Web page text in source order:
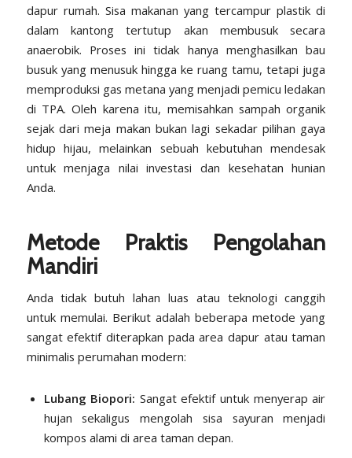
dapur rumah. Sisa makanan yang tercampur plastik di
dalam kantong tertutup akan membusuk secara
anaerobik. Proses ini tidak hanya menghasilkan bau
busuk yang menusuk hingga ke ruang tamu, tetapi juga
memproduksi gas metana yang menjadi pemicu ledakan
di TPA. Oleh karena itu, memisahkan sampah organik
sejak dari meja makan bukan lagi sekadar pilihan gaya
hidup hijau, melainkan sebuah kebutuhan mendesak
untuk menjaga nilai investasi dan kesehatan hunian
Anda.
Metode Praktis Pengolahan
Mandiri
Anda tidak butuh lahan luas atau teknologi canggih
untuk memulai. Berikut adalah beberapa metode yang
sangat efektif diterapkan pada area dapur atau taman
minimalis perumahan modern:
Lubang Biopori: Sangat efektif untuk menyerap air
hujan sekaligus mengolah sisa sayuran menjadi
kompos alami di area taman depan.